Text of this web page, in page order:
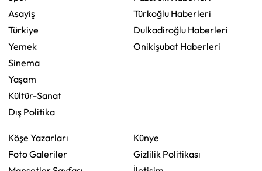
Asayiş
Türkiye
Yemek
Sinema
Yaşam
Kültür-Sanat
Dış Politika
Türkoğlu Haberleri
Dulkadiroğlu Haberleri
Onikişubat Haberleri
Köşe Yazarları
Foto Galeriler
Künye
Gizlilik Politikası